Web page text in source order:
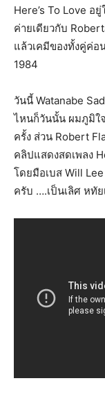
Here’s To Love อ
ค่ายเดียวกับ
แล้วเคมีของทั้งคู่ค่อ
1984
วันนี้ Watanabe
ไหนก็วันนั้น ผมภูมิใ
ครั้ง ส่วน Robert
คลิปแสดงสดเพลง
โดยมือเบส Will
ครับ ….เป็นเลิศ หทั